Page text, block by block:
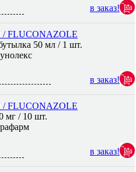
в заказ!
50 мл / 1 шт.
в заказ!
мг / 10 шт.
в заказ!